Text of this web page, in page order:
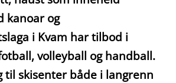
kanoar og
i Kvam har tilbod i
volleyball og handball.
til skisenter både i langrenn